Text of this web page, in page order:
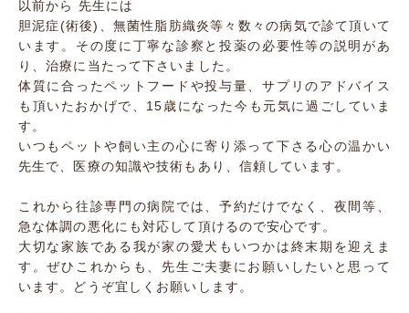
以前から 先生には
胆泥症(術後)、無菌性脂肪織炎等々数々の病気で診て頂いて
います。その度に丁寧な診察と投薬の必要性等の説明があ
り、治療に当たって下さいました。
体質に合ったペットフードや投与量、サプリのアドバイス
も頂いたおかげで、15歳になった今も元気に過ごしていま
す。
いつもペットや飼い主の心に寄り添って下さる心の温かい
先生で、医療の知識や技術もあり、信頼しています。
これから往診専門の病院では、予約だけでなく、夜間等、
急な体調の悪化にも対応して頂けるので安心です。
大切な家族である我が家の愛犬もいつかは終末期を迎えま
す。ぜひこれからも、先生ご夫妻にお願いしたいと思って
います。どうぞ宜しくお願いします。